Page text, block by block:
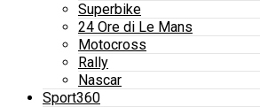
Superbike
24 Ore di Le Mans
Motocross
Rally
Nascar
Sport360